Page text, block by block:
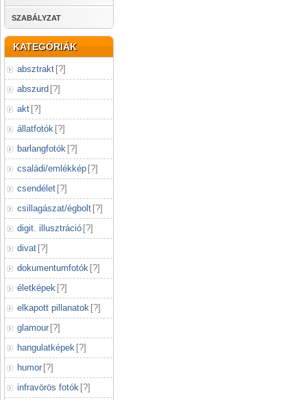
SZABÁLYZAT
KATEGÓRIÁK
absztrakt [?]
abszurd [?]
akt [?]
állatfotók [?]
barlangfotók [?]
családi/emlékkép [?]
csendélet [?]
csillagászat/égbolt [?]
digit. illusztráció [?]
divat [?]
dokumentumfotók [?]
életképek [?]
elkapott pillanatok [?]
glamour [?]
hangulatképek [?]
humor [?]
infravörös fotók [?]